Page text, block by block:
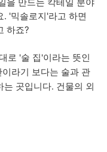
'믹솔로지'라고 하면
하죠?
로 '술 집'이라는 뜻인
라기 보다는 술과 관
곳입니다. 건물의 외